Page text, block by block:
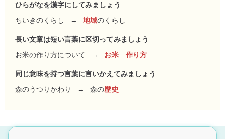
ひらがなを漢字にしてみましょう
ちいきのくらし
→ 地域のくらし
長い文章は短い言葉に区切ってみましょう
お米の作り方について
→ お米 作り方
同じ意味を持つ言葉に言いかえてみましょう
森のうつりかわり
→ 森の歴史